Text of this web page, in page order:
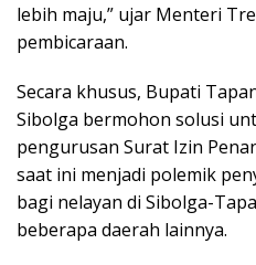
lebih maju,” ujar Menteri
pembicaraan.
Secara khusus, Bupati
Sibolga bermohon solusi
pengurusan Surat Izin
saat ini menjadi polemik
bagi nelayan di Sibolga-
beberapa daerah lainnya.